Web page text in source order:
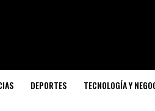
DEPORTES TECNOLOGÍA Y